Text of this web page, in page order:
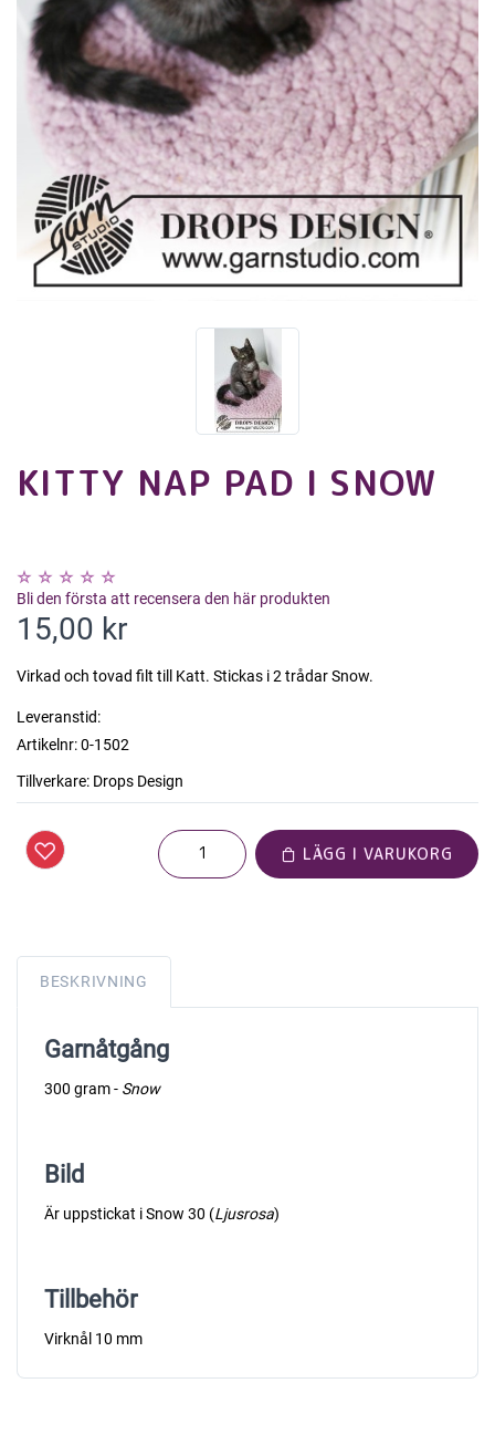
KITTY NAP PAD I SNOW
Bli den första att recensera den här produkten
15,00 kr
Virkad och tovad filt till Katt. Stickas i 2 trådar Snow.
Leveranstid:
Artikelnr:0-1502
Tillverkare: Drops Design
LÄGG I VARUKORG
BESKRIVNING
Garnåtgång
300 gram - Snow
Bild
Är uppstickat i Snow 30 (Ljusrosa)
Tillbehör
Virknål 10 mm